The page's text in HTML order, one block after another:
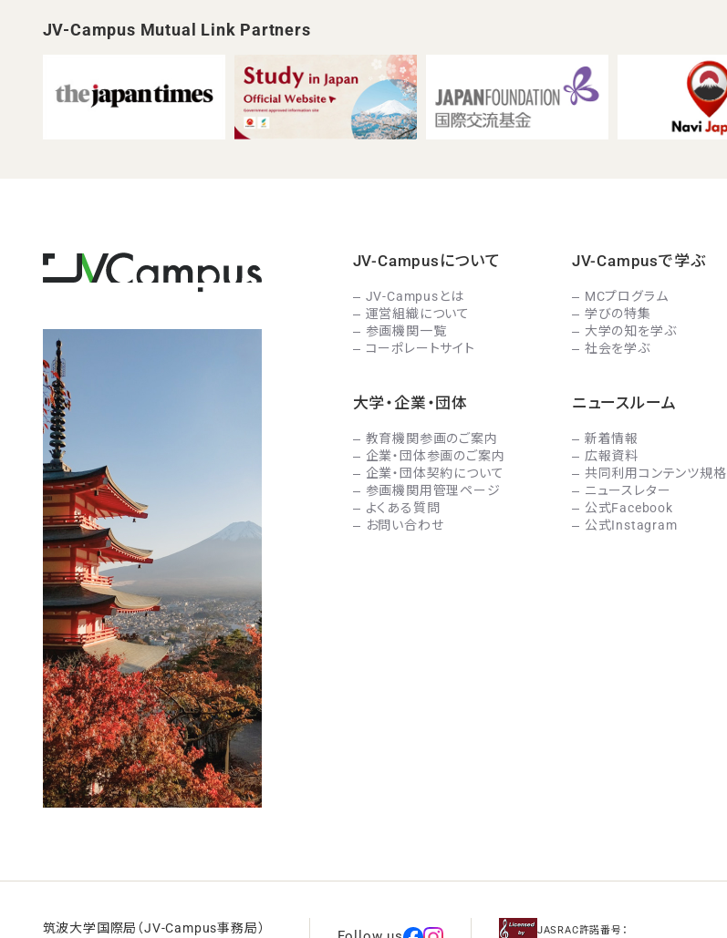
JV-Campus Mutual Link Partners
JV-Campusについて
JV-Campusとは
運営組織について
参画機関一覧
コーポレートサイト
JV-Campusで学ぶ
MCプログラム
学びの特集
大学の知を学ぶ
社会を学ぶ
大学・企業・団体
教育機関参画のご案内
企業・団体参画のご案内
企業・団体契約について
参画機関用管理ページ
よくある質問
お問い合わせ
ニュースルーム
新着情報
広報資料
共同利用コンテンツ規格
ニュースレター
公式Facebook
公式Instagram
筑波大学国際局（JV-Campus事務局）
JASRAC許諾番号：